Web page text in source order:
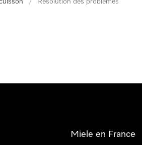
Miele en France